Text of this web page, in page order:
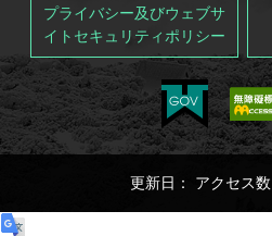
プライバシー及びウェブサ
イトセキュリティポリシー
更新日： アクセス